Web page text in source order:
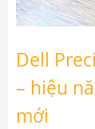
Dell
– hiệu
mới